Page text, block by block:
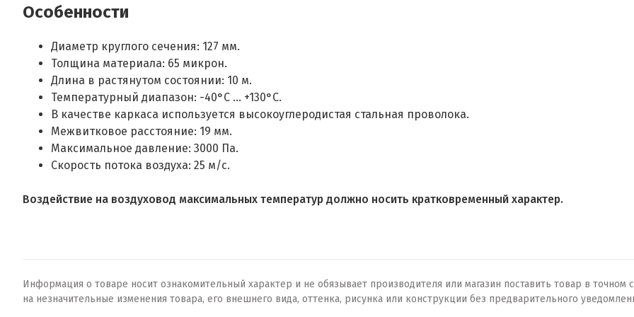
Особенности
Диаметр круглого сечения: 127 мм.
Толщина материала: 65 микрон.
Длина в растянутом состоянии: 10 м.
Температурный диапазон: -40°С ... +130°С.
В качестве каркаса используется высокоуглеродистая стальная проволока.
Межвитковое расстояние: 19 мм.
Максимальное давление: 3000 Па.
Скорость потока воздуха: 25 м/с.
Воздействие на воздуховод максимальных температур должно носить кратковременный характер.
Информация о товаре носит ознакомительный характер и не обязывает производителя или магазин поставить товар в точном
на незначительные изменения товара, его внешнего вида, оттенка, рисунка или конструкции без предварительного